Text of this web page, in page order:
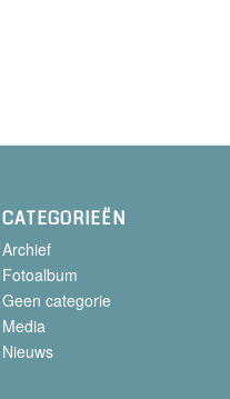
CATEGORIEËN
Archief
Fotoalbum
Geen categorie
Media
Nieuws